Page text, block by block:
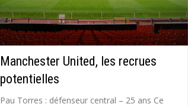
Manchester United, les recrues
potentielles
Pau Torres : défenseur central – 25 ans Ce